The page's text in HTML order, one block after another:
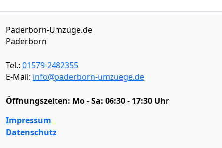
Paderborn-Umzüge.de
Paderborn
Tel.: 01579-2482355
E-Mail: info@paderborn-umzuege.de
Öffnungszeiten: Mo - Sa: 06:30 - 17:30 Uhr
Impressum
Datenschutz